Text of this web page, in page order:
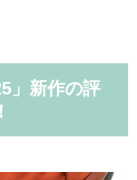
」新作の評